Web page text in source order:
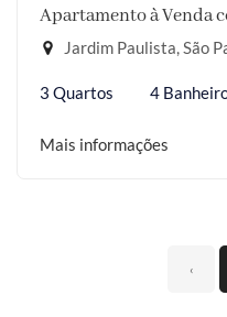
Apartamento à Venda
Jardim Paulista, São
3 Quartos 4
Mais informações
‹